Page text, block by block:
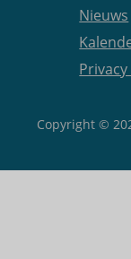
Nieuws
Copyright ©